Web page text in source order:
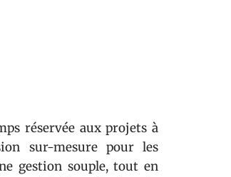
réservée aux projets à
sur-mesure pour les
gestion souple, tout en